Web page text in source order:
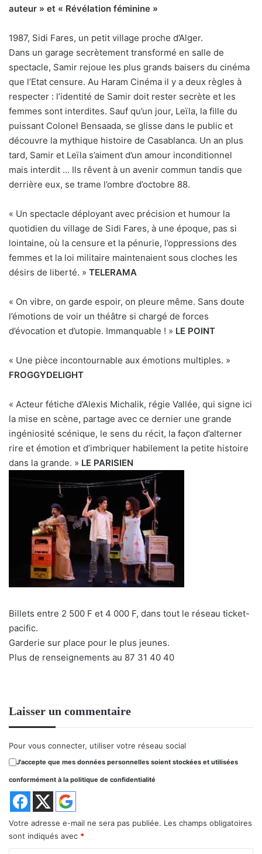
auteur » et « Révélation féminine »
1987, Sidi Fares, un petit village proche d’Alger.
Dans un garage secrètement transformé en salle de
spectacle, Samir rejoue les plus grands baisers du cinéma
que l’Etat censure. Au Haram Cinéma il y a deux règles à
respecter : l’identité de Samir doit rester secrète et les
femmes sont interdites. Sauf qu’un jour, Leïla, la fille du
puissant Colonel Bensaada, se glisse dans le public et
découvre la mythique histoire de Casablanca. Un an plus
tard, Samir et Leïla s’aiment d’un amour inconditionnel
mais interdit … Ils rêvent à un avenir commun tandis que
derrière eux, se trame l’ombre d’octobre 88.
« Un spectacle déployant avec précision et humour la
quotidien du village de Sidi Fares, à une époque, pas si
lointaine, où la censure et la pénurie, l’oppressions des
femmes et la loi militaire maintenaient sous cloches les
désirs de liberté. » TELERAMA
« On vibre, on garde espoir, on pleure même. Sans doute
l’émotions de voir un théâtre si chargé de forces
d’évocation et d’utopie. Immanquable ! » LE POINT
« Une pièce incontournable aux émotions multiples. »
FROGGYDELIGHT
« Acteur fétiche d’Alexis Michalik, régie Vallée, qui signe ici
la mise en scène, partage avec ce dernier une grande
ingéniosité scénique, le sens du récit, la façon d’alterner
rire et émotion et d’imbriquer habilement la petite histoire
dans la grande. » LE PARISIEN
Billets entre 2 500 F et 4 000 F, dans tout le réseau ticket-
pacific.
Garderie sur place pour le plus jeunes.
Plus de renseignements au 87 31 40 40
Laisser un commentaire
Pour vous connecter, utiliser votre réseau social
J'accepte que mes données personnelles soient stockées et utilisées
conformément à la politique de confidentialité
Votre adresse e-mail ne sera pas publiée. Les champs obligatoires
sont indiqués avec *